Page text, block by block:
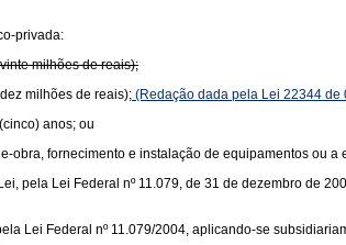
privada:
milhões de reais);
milhões de reais); (Redação dada pela Lei 22344 de
anos; ou
obra, fornecimento e instalação de equipamentos ou a
pela Lei Federal nº 11.079, de 31 de dezembro de
Lei Federal nº 11.079/2004, aplicando-se